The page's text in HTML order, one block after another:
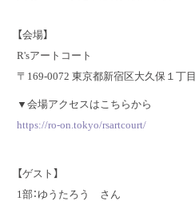
【会場】
R'sアートコート
〒169-0072 東京都新宿区大久保１丁
▼会場アクセスはこちらから
https://ro-on.tokyo/rsartcourt/
【ゲスト】
1部：ゆうたろう さん